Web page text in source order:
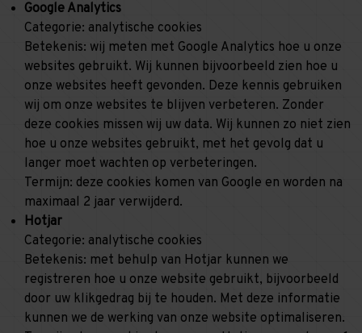
Google Analytics
Categorie: analytische cookies
Betekenis: wij meten met Google Analytics hoe u onze
websites gebruikt. Wij kunnen bijvoorbeeld zien hoe u
onze websites heeft gevonden. Deze kennis gebruiken
wij om onze websites te blijven verbeteren. Zonder
deze cookies missen wij uw data. Wij kunnen zo niet zien
hoe u onze websites gebruikt, met het gevolg dat u
langer moet wachten op verbeteringen.
Termijn: deze cookies komen van Google en worden na
maximaal 2 jaar verwijderd.
Hotjar
Categorie: analytische cookies
Betekenis: met behulp van Hotjar kunnen we
registreren hoe u onze website gebruikt, bijvoorbeeld
door uw klikgedrag bij te houden. Met deze informatie
kunnen we de werking van onze website optimaliseren.